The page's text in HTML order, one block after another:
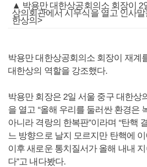
▲ 박용만 대한상공회의소 회장이 2
상의회관에서 시무식을 열고 인사말
한상의>
박용만 대한상공회의소 회장이 재계
대한상의 역할을 강조했다.
박용만 회장은 2일 서울 중구 대한상
을 열고 “올해 우리를 둘러싼 환경은
아니라 격랑의 한복판”이라며 “탄핵
느 방향으로 날지 모르지만 탄핵에
이후 새로운 통치질서가 올해 내내
다”고 내다봤다.